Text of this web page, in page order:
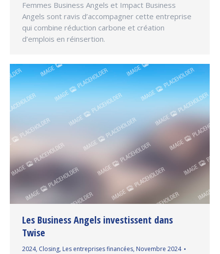
Femmes Business Angels et Impact Business
Angels sont ravis d’accompagner cette entreprise
qui combine réduction carbone et création
d’emplois en réinsertion.
Les Business Angels investissent dans
Twise
2024, Closing, Les entreprises financées, Novembre 2024